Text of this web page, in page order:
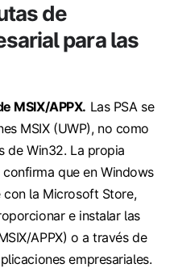
de
para las
MSIX/APPX. Las PSA se
MSIX (UWP), no como
de Win32. La propia
que en Windows
con la Microsoft Store,
e instalar las
APPX) o a través de
empresariales.